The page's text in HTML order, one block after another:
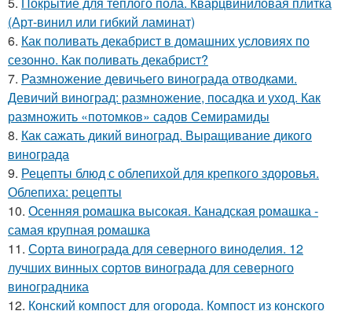
(Арт-винил или гибкий ламинат)
6. Как поливать декабрист в домашних условиях по
сезонно. Как поливать декабрист?
7. Размножение девичьего винограда отводками.
Девичий виноград: размножение, посадка и уход. Как
размножить «потомков» садов Семирамиды
8. Как сажать дикий виноград. Выращивание дикого
винограда
9. Рецепты блюд с облепихой для крепкого здоровья.
Облепиха: рецепты
10. Осенняя ромашка высокая. Канадская ромашка -
самая крупная ромашка
11. Сорта винограда для северного виноделия. 12
лучших винных сортов винограда для северного
виноградника
12. Конский компост для огорода. Компост из конского